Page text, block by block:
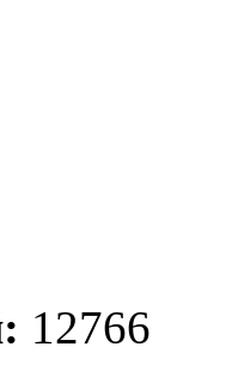
12766